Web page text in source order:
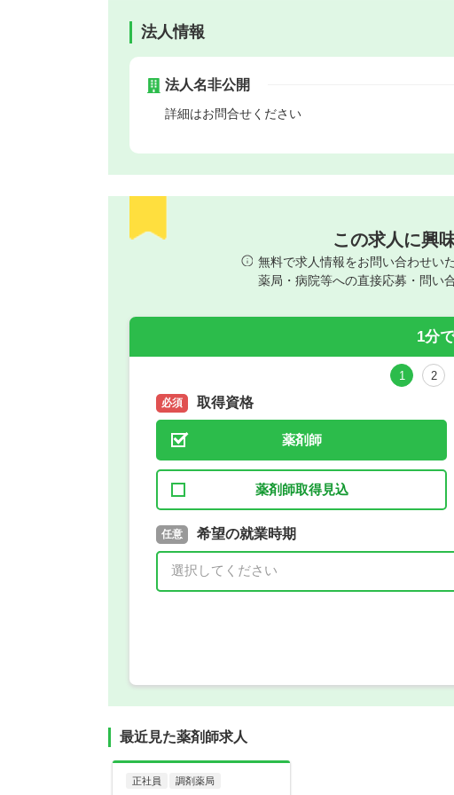
法人情報
法人名非公開
詳細はお問合せください
この求人に興
無料で求人情報をお問い合わせい
薬局・病院等への直接応募・問い
1分
1 2
必須 取得資格
薬剤師
薬剤師取得見込
必須 取得予定年
年 3月
任意 希望の就業時期
最近見た薬剤師求人
正社員 調剤薬局